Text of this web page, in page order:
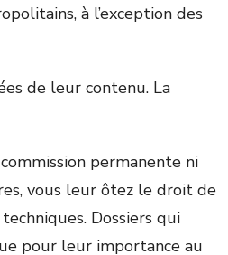
à l’exception des
de leur contenu. La
permanente ni
vous leur ôtez le droit de
Dossiers qui
pour leur importance au